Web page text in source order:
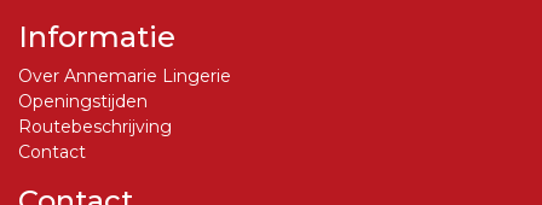
Informatie
Over Annemarie Lingerie
Openingstijden
Routebeschrijving
Contact